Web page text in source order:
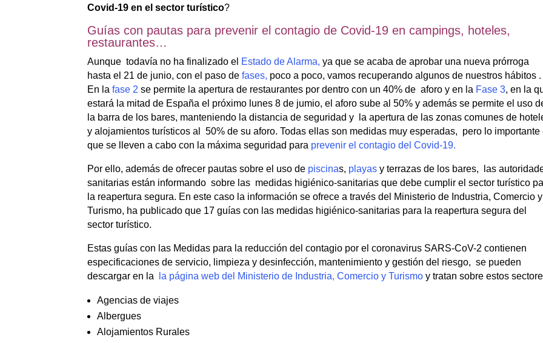
Covid-19 en el sector turístico?
Guías con pautas para prevenir el contagio de Covid-19 en campings, hoteles,
restaurantes…
Aunque todavía no ha finalizado el Estado de Alarma, ya que se acaba de aprobar una nueva prórroga
hasta el 21 de junio, con el paso defases, poco a poco, vamos recuperando algunos de nuestros hábitos .
En lafase 2 se permite la apertura de restaurantes por dentro con un 40% de aforo y en la Fase 3, en la
estará la mitad de España el próximo lunes 8 de jumio, el aforo sube al 50% y además se permite el uso
la barra de los bares, manteniendo la distancia de seguridad y la apertura de las zonas comunes de
y alojamientos turísticos al 50% de su aforo. Todas ellas son medidas muy esperadas, pero lo importante
que se lleven a cabo con la máxima seguridad para prevenir el contagio del Covid-19.
Por ello, además de ofrecer pautas sobre el uso de piscinas, playas y terrazas de los bares, las
sanitarias están informando sobre las medidas higiénico-sanitarias que debe cumplir el sector turístico
la reapertura segura. En este caso la información se ofrece a través del Ministerio de Industria, Comercio y
Turismo, ha publicado que 17 guías con las medidas higiénico-sanitarias para la reapertura segura del
sector turístico.
Estas guías con las Medidas para la reducción del contagio por el coronavirus SARS-CoV-2 contienen
especificaciones de servicio, limpieza y desinfección, mantenimiento y gestión del riesgo, se pueden
descargar en la
la página web del Ministerio de Industria, Comercio y Turismo y tratan sobre estos
Agencias de viajes
Albergues
Alojamientos Rurales